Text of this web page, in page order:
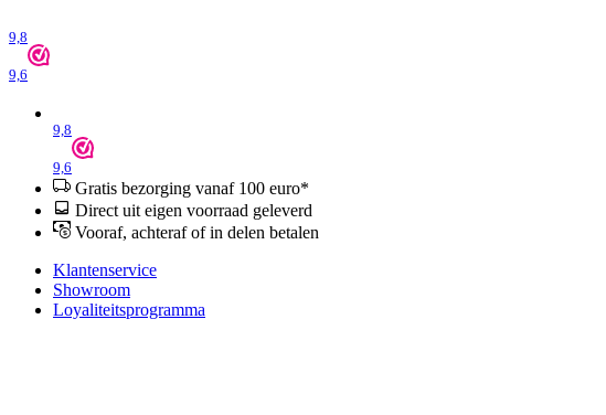
9,8
9,6
9,8
9,6
Gratis bezorging vanaf 100 euro*
Direct uit eigen voorraad geleverd
Vooraf, achteraf of in delen betalen
Klantenservice
Showroom
Loyaliteitsprogramma